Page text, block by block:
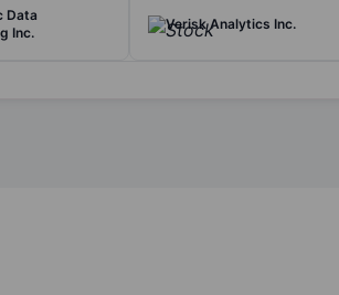
Data
Inc.
Verisk Analytics Inc.